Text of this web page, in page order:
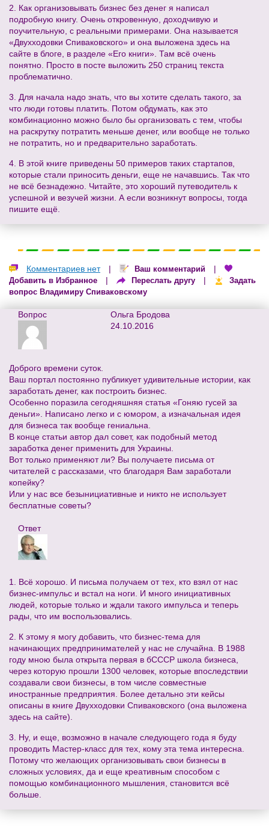
2. Как организовывать бизнес без денег я написал
подробную книгу. Очень откровенную, доходчивую и
поучительную, с реальными примерами. Она называется
«Двухходовки Спиваковского» и она выложена здесь на
сайте в блоге, в разделе «Его книги». Там всё очень
понятно. Просто в посте выложить 250 страниц текста
проблематично.
3. Для начала надо знать, что вы хотите сделать такого, за
что люди готовы платить. Потом обдумать, как это
комбинационно можно было бы организовать с тем, чтобы
на раскрутку потратить меньше денег, или вообще не только
не потратить, но и предварительно заработать.
4. В этой книге приведены 50 примеров таких стартапов,
которые стали приносить деньги, еще не начавшись. Так что
не всё безнадежно. Читайте, это хороший путеводитель к
успешной и везучей жизни. А если возникнут вопросы, тогда
пишите ещё.
Комментариев нет | Ваш комментарий |
Добавить в Избранное | Переслать другу |
Задать
вопрос Владимиру Спиваковскому
Вопрос
Ольга Бродова
24.10.2016
Доброго времени суток.
Ваш портал постоянно публикует удивительные истории, как
заработать денег, как построить бизнес.
Особенно поразила сегодняшняя статья «Гоняю гусей за
деньги». Написано легко и с юмором, а изначальная идея
для бизнеса так вообще гениальна.
В конце статьи автор дал совет, как подобный метод
заработка денег применить для Украины.
Вот только применяют ли? Вы получаете письма от
читателей с рассказами, что благодаря Вам заработали
копейку?
Или у нас все безынициативные и никто не использует
бесплатные советы?
Ответ
1. Всё хорошо. И письма получаем от тех, кто взял от нас
бизнес-импульс и встал на ноги. И много инициативных
людей, которые только и ждали такого импульса и теперь
рады, что им воспользовались.
2. К этому я могу добавить, что бизнес-тема для
начинающих предпринимателей у нас не случайна. В 1988
году мною была открыта первая в бСССР школа бизнеса,
через которую прошли 1300 человек, которые впоследствии
создавали свои бизнесы, в том числе совместные
иностранные предприятия. Более детально эти кейсы
описаны в книге Двухходовки Спиваковского (она выложена
здесь на сайте).
3. Ну, и еще, возможно в начале следующего года я буду
проводить Мастер-класс для тех, кому эта тема интересна.
Потому что желающих организовывать свои бизнесы в
сложных условиях, да и еще креативным способом с
помощью комбинационного мышления, становится всё
больше.